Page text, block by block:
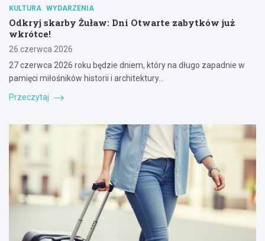
KULTURA WYDARZENIA
Odkryj skarby Żuław: Dni Otwarte zabytków już
wkrótce!
26 czerwca 2026
27 czerwca 2026 roku będzie dniem, który na długo zapadnie w
pamięci miłośników historii i architektury…
Przeczytaj